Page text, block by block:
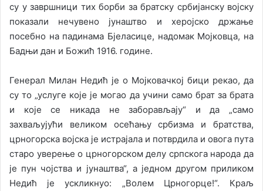
су у завршници тих борби за братску србијанску војску
показали нечувено јунаштво и херојско држање
посебно на падинама Бјеласице, надомак Мојковца, на
Бадњи дан и Божић 1916. године.
Генерал Милан Недић је о Мојковачкој бици рекао, да
су то „услуге које је могао да учини само брат за брата
и које се никада не заборављају“ и да „само
захваљујући великом осећању србизма и братства,
црногорска војска је истрајала и потврдила и овога пута
старо уверење о црногорском делу српскога народа да
је пун чојства и јунаштва“, а једном другом приликом
Недић је ускликнуо: „Волем Црногорце!“. Краљ